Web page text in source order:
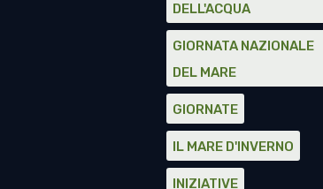
DELL'ACQUA
GIORNATA NAZIONALE
DEL MARE
GIORNATE
IL MARE D'INVERNO
INIZIATIVE